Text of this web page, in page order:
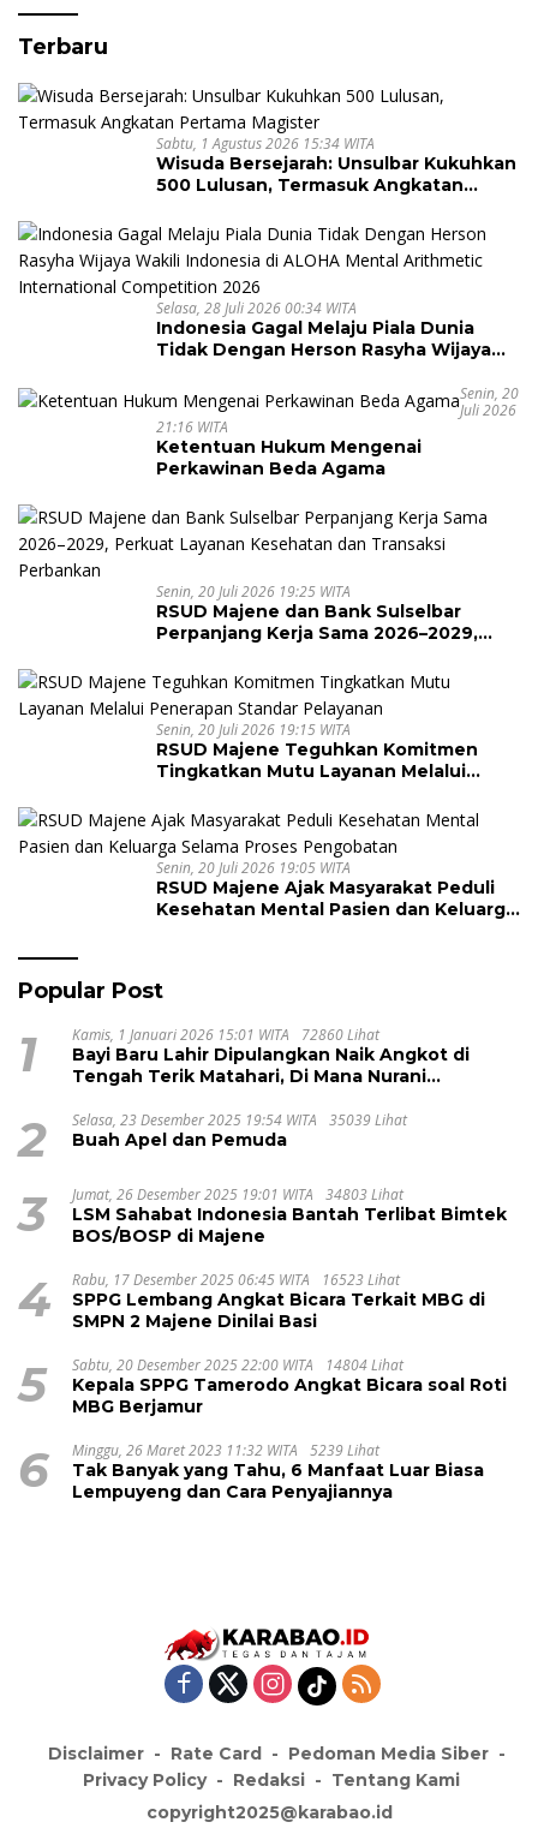
Terbaru
Sabtu, 1 Agustus 2026 15:34 WITA
Wisuda Bersejarah: Unsulbar Kukuhkan
500 Lulusan, Termasuk Angkatan
Selasa, 28 Juli 2026 00:34 WITA
Indonesia Gagal Melaju Piala Dunia
Tidak Dengan Herson Rasyha Wijaya
Arithmetic International Competition
Senin, 20
Juli 2026
21:16 WITA
Ketentuan Hukum Mengenai
Perkawinan Beda Agama
Senin, 20 Juli 2026 19:25 WITA
RSUD Majene dan Bank Sulselbar
Perpanjang Kerja Sama 2026–2029,
Transaksi Perbankan
Senin, 20 Juli 2026 19:15 WITA
RSUD Majene Teguhkan Komitmen
Tingkatkan Mutu Layanan Melalui
Senin, 20 Juli 2026 19:05 WITA
RSUD Majene Ajak Masyarakat Peduli
Kesehatan Mental Pasien dan Keluarga
Popular Post
1 Kamis, 1 Januari 2026 15:01 WITA 72860 Lihat
Bayi Baru Lahir Dipulangkan Naik Angkot di
Tengah Terik Matahari, Di Mana Nurani
2 Selasa, 23 Desember 2025 19:54 WITA 35039 Lihat
Buah Apel dan Pemuda
3 Jumat, 26 Desember 2025 19:01 WITA 34803 Lihat
LSM Sahabat Indonesia Bantah Terlibat Bimtek
BOS/BOSP di Majene
4 Rabu, 17 Desember 2025 06:45 WITA 16523 Lihat
SPPG Lembang Angkat Bicara Terkait MBG di
SMPN 2 Majene Dinilai Basi
5 Sabtu, 20 Desember 2025 22:00 WITA 14804 Lihat
Kepala SPPG Tamerodo Angkat Bicara soal Roti
MBG Berjamur
6 Minggu, 26 Maret 2023 11:32 WITA 5239 Lihat
Tak Banyak yang Tahu, 6 Manfaat Luar Biasa
Lempuyeng dan Cara Penyajiannya
Disclaimer Rate Card
Pedoman Media Siber
Privacy Policy
Redaksi
Tentang Kami
copyright2025@karabao.id